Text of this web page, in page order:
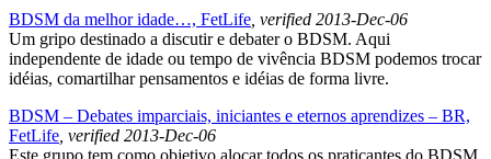
BDSM da melhor idade…, FetLife , verified 2013-Dec-06
Um gripo destinado a discutir e debater o BDSM. Aqui
independente de idade ou tempo de vivência BDSM podemos trocar
idéias, comartilhar pensamentos e idéias de forma livre.
BDSM – Debates imparciais, iniciantes e eternos aprendizes – BR,
FetLife , verified 2013-Dec-06
Este grupo tem como objetivo alocar todos os praticantes do BDSM